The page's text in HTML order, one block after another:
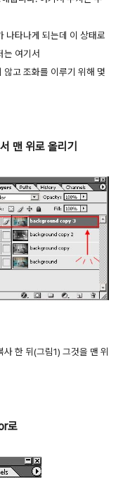
나타나게 되는데 이 상태로
는 여기서
고 조화를 이루기 위해 몇
맨 위로 올리기
한 뒤(그림1) 그것을 맨 위
로